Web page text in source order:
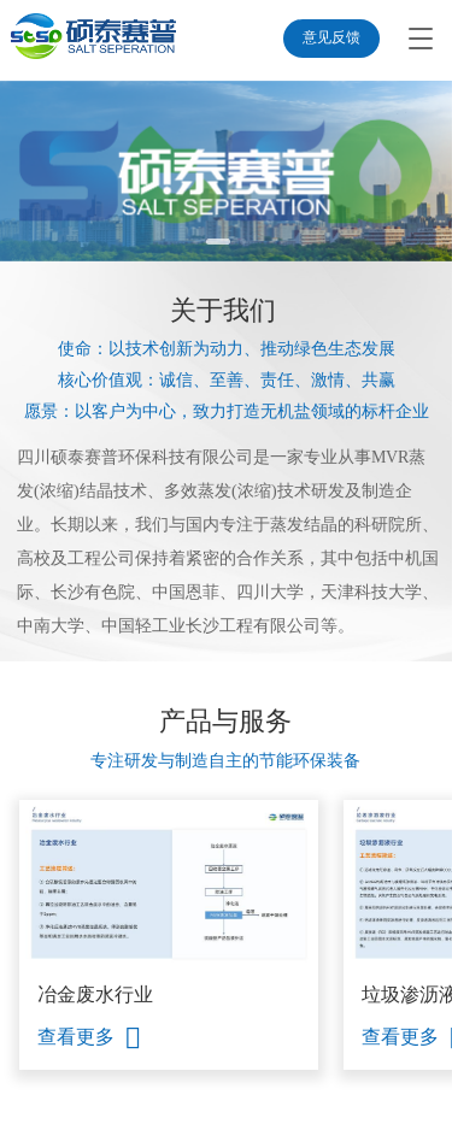
T
g
l
e
n
a
v
i
n
意见反馈
关于我们
使命：以技术创新为动力、推动绿色生态发展
核心价值观：诚信、至善、责任、激情、共赢
愿景：以客户为中心，致力打造无机盐领域的标杆企业
四川硕泰赛普环保科技有限公司是一家专业从事MVR蒸
发(浓缩)结晶技术、多效蒸发(浓缩)技术研发及制造企
业。长期以来，我们与国内专注于蒸发结晶的科研院所、
高校及工程公司保持着紧密的合作关系，其中包括中机国
际、长沙有色院、中国恩菲、四川大学，天津科技大学、
中南大学、中国轻工业长沙工程有限公司等。
产品与服务
专注研发与制造自主的节能环保装备
冶金废水行业
查看更多
垃圾渗沥
查看更多